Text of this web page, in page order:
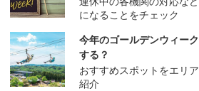
になることをチェック
今年のゴールデンウィー
する？
おすすめスポットをエリ
紹介